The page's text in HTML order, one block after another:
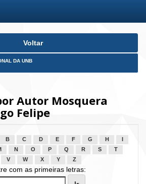
Voltar
DA UNB
Autor Mosquera
Felipe
B C D E F G H
N O P Q R S
T
V W X Y Z
com as primeiras letras: